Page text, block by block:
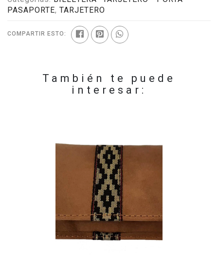
PASAPORTE, TARJETERO
COMPARTIR ESTO:
También te puede
interesar: